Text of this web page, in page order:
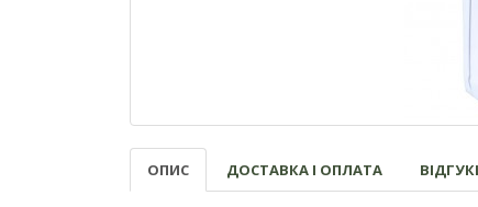
ОПИС ДОСТАВКА І ОПЛАТА